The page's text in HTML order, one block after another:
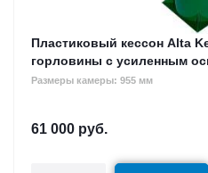
Пластиковый кессон Alta
горловины с усиленным
Размеры камеры: 955 мм
61 000 руб.